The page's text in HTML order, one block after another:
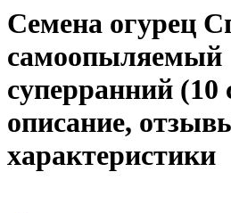
Семена огурец
самоопыляемый
суперранний (10
описание,
характеристики